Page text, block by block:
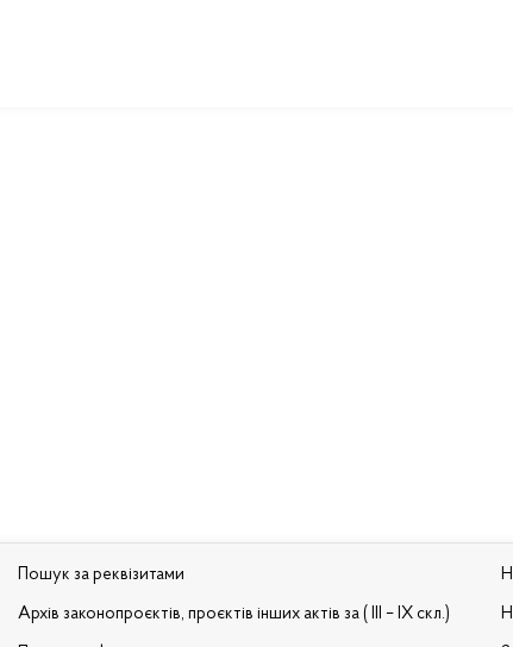
Пошук за реквізитами
Архів законопроєктів, проєктів інших актів за ( III – IX скл.)